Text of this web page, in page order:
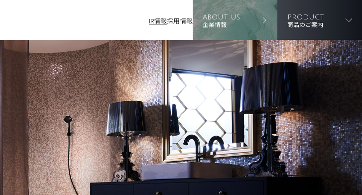
IR情報採用情報 ABOUT US
企業情報
PRODUCT
商品のご案内